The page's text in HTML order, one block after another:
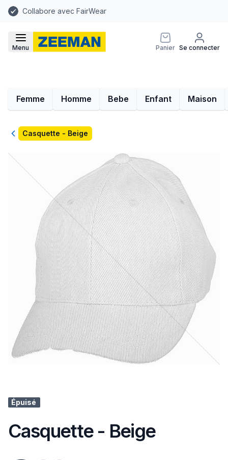
Collabore avec FairWear
Menu Panier Se connecter
Femme Homme Bebe Enfant Maison
RetourCasquette - Beige
Épuisé
Casquette - Beige